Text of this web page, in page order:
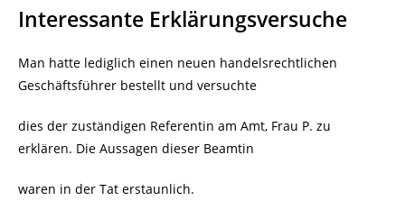
Interessante Erklärungsversuche
Man hatte lediglich einen neuen handelsrechtlichen
Geschäftsführer bestellt und versuchte
dies der zuständigen Referentin am Amt, Frau P. zu
erklären. Die Aussagen dieser Beamtin
waren in der Tat erstaunlich.